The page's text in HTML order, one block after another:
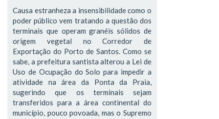
Causa estranheza a insensibilidade como o
poder público vem tratando a questão dos
terminais que operam granéis sólidos de
origem vegetal no Corredor de
Exportação do Porto de Santos. Como se
sabe, a prefeitura santista alterou a Lei de
Uso de Ocupação do Solo para impedir a
atividade na área da Ponta da Praia,
sugerindo que os terminais sejam
transferidos para a área continental do
município, pouco povoada, mas o Supremo